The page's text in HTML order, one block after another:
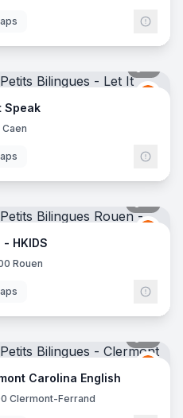
LES
Speak
LES
HKIDS
Rouen
LES
Carolina English
Clermont-Ferrand